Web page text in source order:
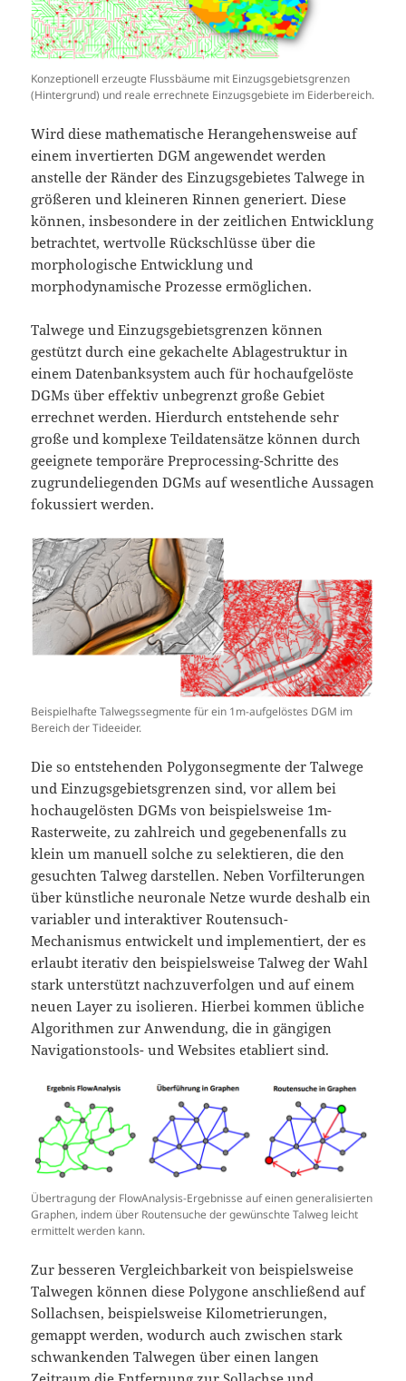
Konzeptionell erzeugte Flussbäume mit Einzugsgebietsgrenzen
(Hintergrund) und reale errechnete Einzugsgebiete im Eiderbereich.
Wird diese mathematische Herangehensweise auf
einem invertierten DGM angewendet werden
anstelle der Ränder des Einzugsgebietes Talwege in
größeren und kleineren Rinnen generiert. Diese
können, insbesondere in der zeitlichen Entwicklung
betrachtet, wertvolle Rückschlüsse über die
morphologische Entwicklung und
morphodynamische Prozesse ermöglichen.
Talwege und Einzugsgebietsgrenzen können
gestützt durch eine gekachelte Ablagestruktur in
einem Datenbanksystem auch für hochaufgelöste
DGMs über effektiv unbegrenzt große Gebiet
errechnet werden. Hierdurch entstehende sehr
große und komplexe Teildatensätze können durch
geeignete temporäre Preprocessing-Schritte des
zugrundeliegenden DGMs auf wesentliche Aussagen
fokussiert werden.
Beispielhafte Talwegssegmente für ein 1m-aufgelöstes DGM im
Bereich der Tideeider.
Die so entstehenden Polygonsegmente der Talwege
und Einzugsgebietsgrenzen sind, vor allem bei
hochaugelösten DGMs von beispielsweise 1m-
Rasterweite, zu zahlreich und gegebenenfalls zu
klein um manuell solche zu selektieren, die den
gesuchten Talweg darstellen. Neben Vorfilterungen
über künstliche neuronale Netze wurde deshalb ein
variabler und interaktiver Routensuch-
Mechanismus entwickelt und implementiert, der es
erlaubt iterativ den beispielsweise Talweg der Wahl
stark unterstützt nachzuverfolgen und auf einem
neuen Layer zu isolieren. Hierbei kommen übliche
Algorithmen zur Anwendung, die in gängigen
Navigationstools- und Websites etabliert sind.
Übertragung der FlowAnalysis-Ergebnisse auf einen generalisierten
Graphen, indem über Routensuche der gewünschte Talweg leicht
ermittelt werden kann.
Zur besseren Vergleichbarkeit von beispielsweise
Talwegen können diese Polygone anschließend auf
Sollachsen, beispielsweise Kilometrierungen,
gemappt werden, wodurch auch zwischen stark
schwankenden Talwegen über einen langen